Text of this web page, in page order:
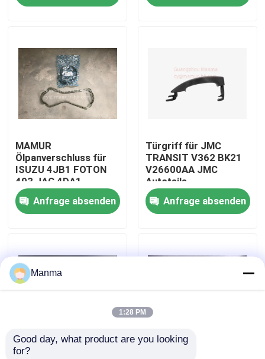
Produkte
Über uns
Qualitätskontrolle
Treten Sie mit uns in Verbindung
LKW-Autoteil
Isuzu Engine Parts
MAMUR
Ölpanverschluss für
ISUZU 4JB1 FOTON
493 JAC 4DA1 -
Ersatz von
hochwertigen
Motorverschlüssen
Anfrage absenden
Türgriff für JMC
TRANSIT V362 BK21
V26600AA JMC
Autoteile
Anfrage absenden
Hochleistungs-
Manma
1:28 PM
Good day, what product are you looking
for?